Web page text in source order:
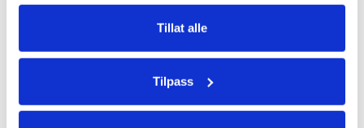
Hvis du gir oss lov, vil vi også gjerne:
Innhente informasjon om den geografiske
beliggenheten din, som kan være nøyaktig innenfor
Identifisere enheten din ved å aktivt skanne den
for bestemte karakteristikker (fingeravtrykk)
Tillat alle
Tilpass
Invite Hotel